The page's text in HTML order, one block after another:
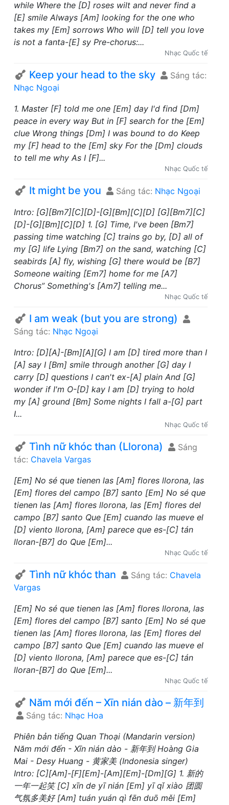
while Where the [D] roses wilt and never find a
[E] smile Always [Am] looking for the one who
takes my [Em] sorrows Who will [D] tell you love
is not a fanta-[E] sy Pre-chorus:...
Nhạc Quốc tế
Keep your head to the sky
Sáng tác:
Nhạc Ngoại
1. Master [F] told me one [Em] day I'd find [Dm]
peace in every way But in [F] search for the [Em]
clue Wrong things [Dm] I was bound to do Keep
my [F] head to the [Em] sky For the [Dm] clouds
to tell me why As I [F]...
Nhạc Quốc tế
It might be you Sáng tác: Nhạc Ngoại
Intro: [G][Bm7][C][D]-[G][Bm][C][D] [G][Bm7][C]
[D]-[G][Bm][C][D] 1. [G] Time, I've been [Bm7]
passing time watching [C] trains go by, [D] all of
my [G] life Lying [Bm7] on the sand, watching [C]
seabirds [A] fly, wishing [G] there would be [B7]
Someone waiting [Em7] home for me [A7]
Chorus” Something's [Am7] telling me...
Nhạc Quốc tế
I am weak (but you are strong)
Sáng tác: Nhạc Ngoại
Intro: [D][A]-[Bm][A][G] I am [D] tired more than I
[A] say I [Bm] smile through another [G] day I
carry [D] questions I can't ex-[A] plain And [G]
wonder if I'm O-[D] kay I am [D] trying to hold
my [A] ground [Bm] Some nights I fall a-[G] part
I...
Nhạc Quốc tế
Tình nữ khóc than (Llorona)
Sáng
tác: Chavela Vargas
[Em] No sé que tienen las [Am] flores llorona, las
[Em] flores del campo [B7] santo [Em] No sé que
tienen las [Am] flores llorona, las [Em] flores del
campo [B7] santo Que [Em] cuando las mueve el
[D] viento llorona, [Am] parece que es-[C] tán
lloran-[B7] do Que [Em]...
Nhạc Quốc tế
Tình nữ khóc than Sáng tác: Chavela
Vargas
[Em] No sé que tienen las [Am] flores llorona, las
[Em] flores del campo [B7] santo [Em] No sé que
tienen las [Am] flores llorona, las [Em] flores del
campo [B7] santo Que [Em] cuando las mueve el
[D] viento llorona, [Am] parece que es-[C] tán
lloran-[B7] do Que [Em]...
Nhạc Quốc tế
Năm mới đến – Xīn nián dào – 新年到
Sáng tác: Nhạc Hoa
Phiên bản tiếng Quan Thoại (Mandarin version)
Năm mới đến - Xīn nián dào - 新年到 Hoàng Gia
Mai - Desy Huang - 黄家美 (Indonesia singer)
Intro: [C][Am]-[F][Em]-[Am][Em]-[Dm][G] 1. 新的
一年一起笑 [C] xīn de yī nián [Em] yī qǐ xiào 团圆
气氛多美好 [Am] tuán yuán qì fēn duō měi [Em]